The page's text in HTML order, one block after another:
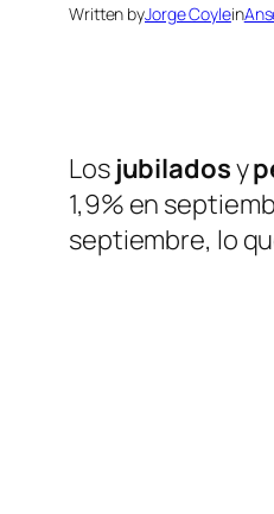
Written byJorge Coylein
Los jubiladosy
1,9% en
septiembre, lo